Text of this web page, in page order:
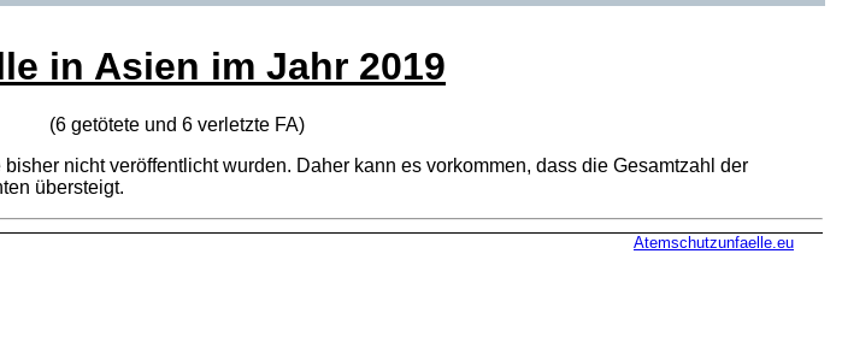
in Asien im Jahr 2019
(6 getötete und 6 verletzte FA)
nicht veröffentlicht wurden. Daher kann es vorkommen, dass die Gesamtzahl der
übersteigt.
Atemschutzunfaelle.eu